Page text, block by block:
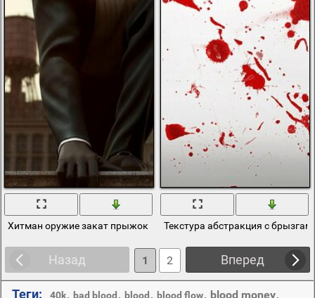
Хитман оружие закат прыжок Текстура абстракция с
Назад Вперед
1 2
Теги: 40k, bad blood , blood , blood flow, blood money,